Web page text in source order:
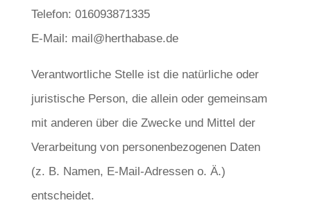
Telefon: 016093871335
E-Mail: mail@herthabase.de
Verantwortliche Stelle ist die natürliche oder
juristische Person, die allein oder gemeinsam
mit anderen über die Zwecke und Mittel der
Verarbeitung von personenbezogenen Daten
(z. B. Namen, E-Mail-Adressen o. Ä.)
entscheidet.